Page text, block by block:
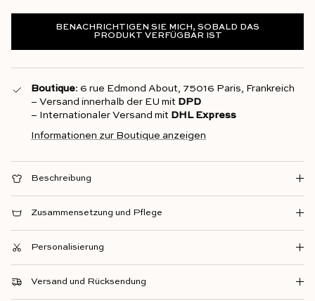
BENACHRICHTIGEN SIE MICH, SOBALD DAS
PRODUKT VERFÜGBAR IST
Boutique: 6 rue Edmond About, 75016 Paris, Frankreich
– Versand innerhalb der EU mit DPD
– Internationaler Versand mit DHL Express
Informationen zur Boutique anzeigen
Beschreibung
Zusammensetzung und Pflege
Personalisierung
Versand und Rücksendung